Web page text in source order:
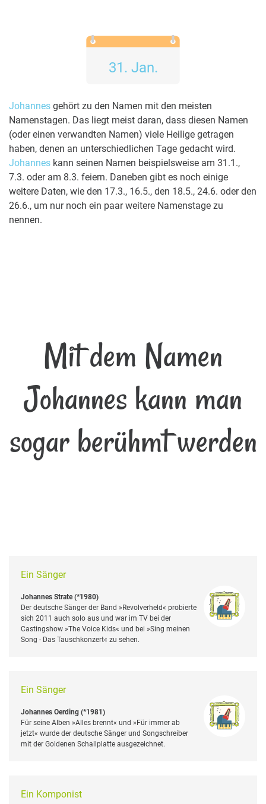
31. Jan.
Johannes gehört zu den Namen mit den meisten
Namenstagen. Das liegt meist daran, dass diesen Namen
(oder einen verwandten Namen) viele Heilige getragen
haben, denen an unterschiedlichen Tage gedacht wird.
Johannes kann seinen Namen beispielsweise am 31.1.,
7.3. oder am 8.3. feiern. Daneben gibt es noch einige
weitere Daten, wie den 17.3., 16.5., den 18.5., 24.6. oder den
26.6., um nur noch ein paar weitere Namenstage zu
nennen.
Mit dem Namen
Johannes kann man
sogar berühmt werden
Ein Sänger
Johannes Strate (*1980)
Der deutsche Sänger der Band »Revolverheld« probierte
sich 2011 auch solo aus und war im TV bei der
Castingshow »The Voice Kids« und bei »Sing meinen
Song - Das Tauschkonzert« zu sehen.
Ein Sänger
Johannes Oerding (*1981)
Für seine Alben »Alles brennt« und »Für immer ab
jetzt« wurde der deutsche Sänger und Songschreiber
mit der Goldenen Schallplatte ausgezeichnet.
Ein Komponist